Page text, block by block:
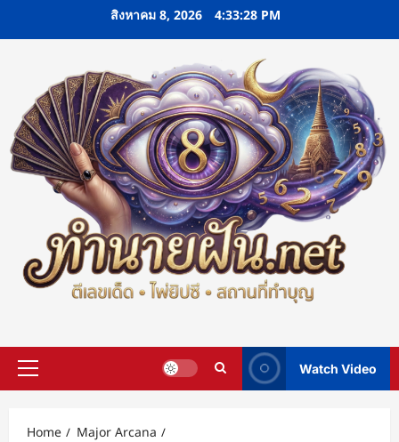
สิงหาคม 8, 2026 4:33:29 PM
Primary
Watch Video
Home
Major Arcana